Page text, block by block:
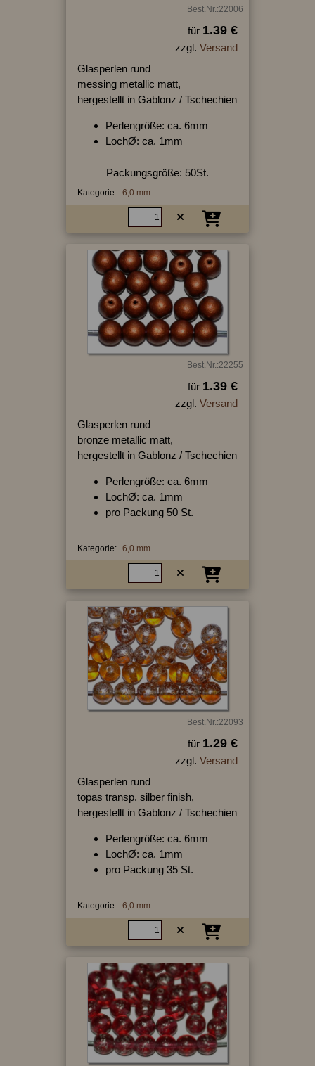
Best.Nr.:22006
für 1.39 €
zzgl. Versand
Glasperlen rund
messing metallic matt,
hergestellt in Gablonz / Tschechien
Perlengröße: ca. 6mm
LochØ: ca. 1mm
Packungsgröße: 50St.
Kategorie: 6,0 mm
Best.Nr.:22255
für 1.39 €
zzgl. Versand
Glasperlen rund
bronze metallic matt,
hergestellt in Gablonz / Tschechien
Perlengröße: ca. 6mm
LochØ: ca. 1mm
pro Packung 50 St.
Kategorie: 6,0 mm
Best.Nr.:22093
für 1.29 €
zzgl. Versand
Glasperlen rund
topas transp. silber finish,
hergestellt in Gablonz / Tschechien
Perlengröße: ca. 6mm
LochØ: ca. 1mm
pro Packung 35 St.
Kategorie: 6,0 mm